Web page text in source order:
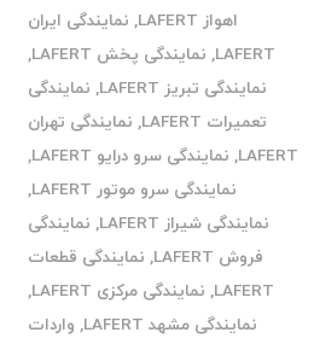
اهواز LAFERT
, نمایندگی ایران
LAFERT
, نمایندگی پخش LAFERT
,
نمایندگی تبریز LAFERT
, نمایندگی
تعمیرات LAFERT
, نمایندگی تهران
LAFERT
, نمایندگی سرو درایو LAFERT
,
نمایندگی سرو موتور LAFERT
,
نمایندگی شیراز LAFERT
, نمایندگی
فروش LAFERT
, نمایندگی قطعات
LAFERT
, نمایندگی مرکزی LAFERT
,
نمایندگی مشهد LAFERT
, واردات